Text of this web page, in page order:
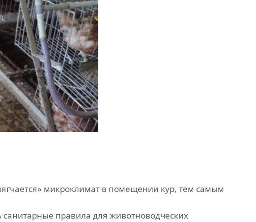
микроклимат в помещении кур, тем самым
санитарные правила для животноводческих